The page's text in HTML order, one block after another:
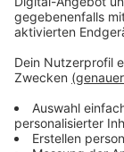
Atze
Podcast